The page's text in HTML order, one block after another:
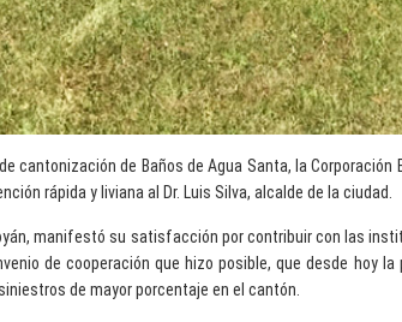
cantonización de Baños de Agua Santa, la
rápida y liviana al Dr. Luis Silva, alcalde de la ciudad.
manifestó su satisfacción por contribuir con las
de cooperación que hizo posible, que desde hoy
de mayor porcentaje en el cantón.